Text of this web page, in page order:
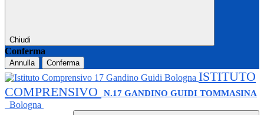
Chiudi
Conferma
Annulla Conferma
ISTITUTO
COMPRENSIVO
N.17 GANDINO GUIDI TOMMASINA
Bologna